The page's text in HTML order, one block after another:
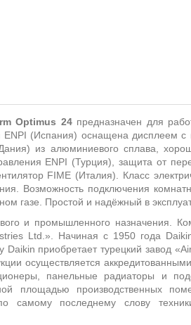
Optimus 24предназначен для
(Испания) оснащена дисплеем с
из алюминиевого сплава,
ENPI (Турция), защита от
FIME (Италия). Класс
Возможность подключения
газе. Простой и надёжный в
и промышленного назначения.
Ltd.». Начиная с 1950 года
приобретает турецкий завод
осуществляется
панельные радиаторы и
площадью производственных
последнему слову